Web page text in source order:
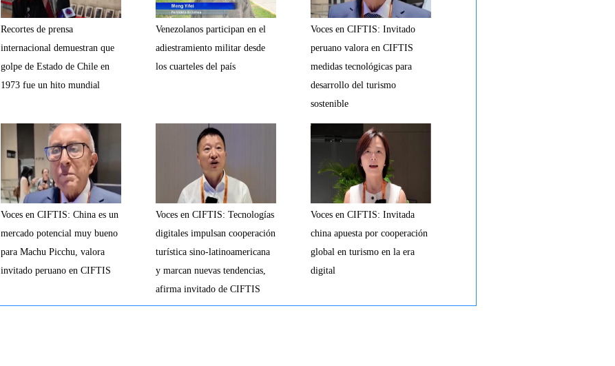
Recortes de prensa
internacional demuestran que
golpe de Estado de Chile en
1973 fue un hito mundial
Venezolanos participan en el
adiestramiento militar desde
los cuarteles del país
Voces en CIFTIS: Invitado
peruano valora en CIFTIS
medidas tecnológicas para
desarrollo del turismo
sostenible
Voces en CIFTIS: China es un
mercado potencial muy bueno
para Machu Picchu, valora
invitado peruano en CIFTIS
Voces en CIFTIS: Tecnologías
digitales impulsan cooperación
turística sino-latinoamericana
y marcan nuevas tendencias,
afirma invitado de CIFTIS
Voces en CIFTIS: Invitada
china apuesta por cooperación
global en turismo en la era
digital